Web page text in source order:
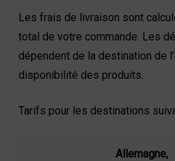
Les frais de livraison sont
total de votre commande. Les
dépendent de la destination de
disponibilité des produits.
Tarifs pour les destinations
Allemagne,